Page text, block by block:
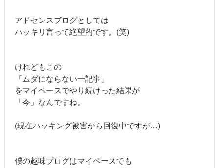
アドセンスブログとしては
ハッキリ言って絶望的です。(笑)
けれどもこの
「ムダにならない一記事」
をマイペースでやり続けった結果が
「今」なんですね。
(現在ハッキング被害から回復中ですが…)
僕の趣味ブログはマイペースでも